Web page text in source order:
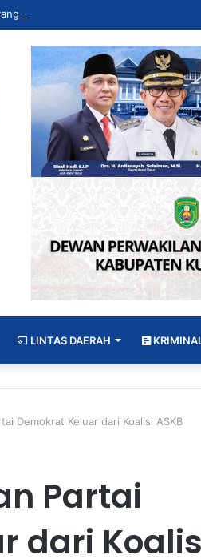
LINTAS DAERAH
Demokrat Keluar dari Koalisi ASKB
Partai
dari